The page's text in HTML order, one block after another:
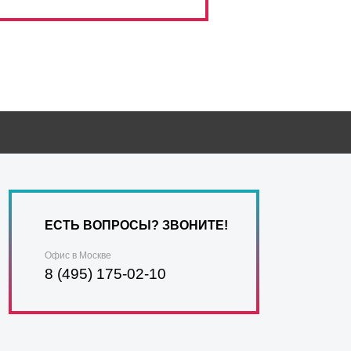
ЕСТЬ ВОПРОСЫ? ЗВОНИТЕ!
Офис в Москве
8 (495) 175-02-10